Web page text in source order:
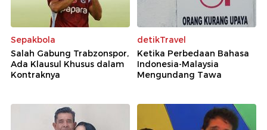
Sepakbola
Salah Gabung Trabzonspor,
Ada Klausul Khusus dalam
Kontraknya
detikTravel
Ketika Perbedaan Bahasa
Indonesia-Malaysia
Mengundang Tawa